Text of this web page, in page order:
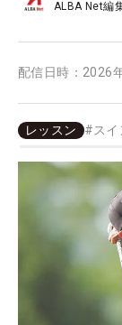
ALBA Net編
配信日時： 2026
レッスン #ス